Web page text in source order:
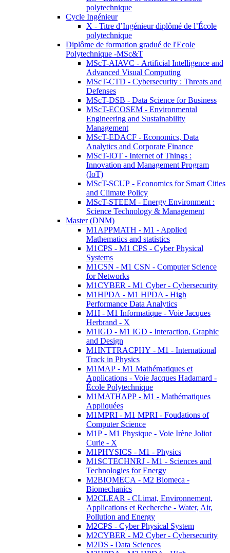
polytechnique
Cycle Ingénieur
X - Titre d’Ingénieur diplômé de l’École
polytechnique
Diplôme de formation gradué de l'Ecole
Polytechnique -MSc&T
MScT-AIAVC - Artificial Intelligence and
Advanced Visual Computing
MScT-CTD - Cybersecurity : Threats and
Defenses
MScT-DSB - Data Science for Business
MScT-ECOSEM - Environmental
Engineering and Sustainability
Management
MScT-EDACF - Economics, Data
Analytics and Corporate Finance
MScT-IOT - Internet of Things :
Innovation and Management Program
(IoT)
MScT-SCUP - Economics for Smart Cities
and Climate Policy
MScT-STEEM - Energy Environment :
Science Technology & Management
Master (DNM)
M1APPMATH - M1 - Applied
Mathematics and statistics
M1CPS - M1 CPS - Cyber Physical
Systems
M1CSN - M1 CSN - Computer Science
for Networks
M1CYBER - M1 Cyber - Cybersecurity
M1HPDA - M1 HPDA - High
Performance Data Analytics
M1I - M1 Informatique - Voie Jacques
Herbrand - X
M1IGD - M1 IGD - Interaction, Graphic
and Design
M1INTTRACPHY - M1 - International
Track in Physics
M1MAP - M1 Mathématiques et
Applications - Voie Jacques Hadamard -
École Polytechnique
M1MATHAPP - M1 - Mathématiques
Appliquées
M1MPRI - M1 MPRI - Foudations of
Computer Science
M1P - M1 Physique - Voie Irène Joliot
Curie - X
M1PHYSICS - M1 - Physics
M1SCTECHNRJ - M1 - Sciences and
Technologies for Energy
M2BIOMECA - M2 Biomeca -
Biomechanics
M2CLEAR - CLimat, Environnement,
Applications et Recherche - Water, Air,
Pollution and Energy
M2CPS - Cyber Physical System
M2CYBER - M2 Cyber - Cybersecurity
M2DS - Data Sciences